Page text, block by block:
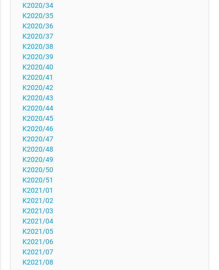
K2020/34
K2020/35
K2020/36
K2020/37
K2020/38
K2020/39
K2020/40
K2020/41
K2020/42
K2020/43
K2020/44
K2020/45
K2020/46
K2020/47
K2020/48
K2020/49
K2020/50
K2020/51
K2021/01
K2021/02
K2021/03
K2021/04
K2021/05
K2021/06
K2021/07
K2021/08